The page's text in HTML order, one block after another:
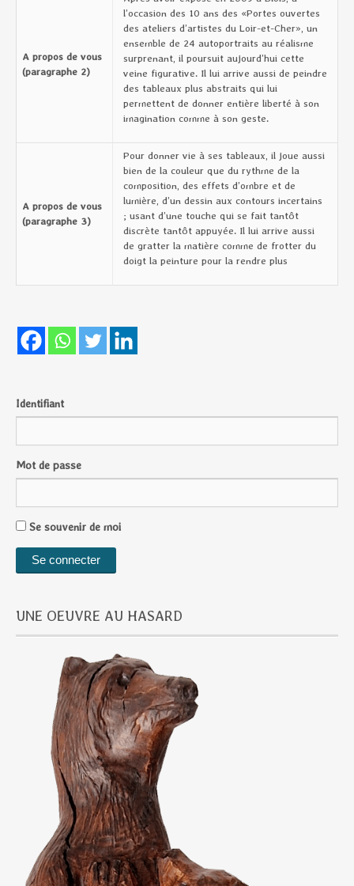
A propos de vous
(paragraphe 2)
l’occasion des 10 ans des «Portes ouvertes
des ateliers d’artistes du Loir-et-Cher», un
ensemble de 24 autoportraits au réalisme
surprenant, il poursuit aujourd’hui cette
veine figurative. Il lui arrive aussi de peindre
des tableaux plus abstraits qui lui
permettent de donner entière liberté à son
imagination comme à son geste.
A propos de vous
(paragraphe 3)
Pour donner vie à ses tableaux, il joue aussi
bien de la couleur que du rythme de la
composition, des effets d’ombre et de
lumière, d’un dessin aux contours incertains
; usant d’une touche qui se fait tantôt
discrète tantôt appuyée. Il lui arrive aussi
de gratter la matière comme de frotter du
doigt la peinture pour la rendre plus
Identifiant
Mot de passe
Se souvenir de moi
UNE OEUVRE AU HASARD